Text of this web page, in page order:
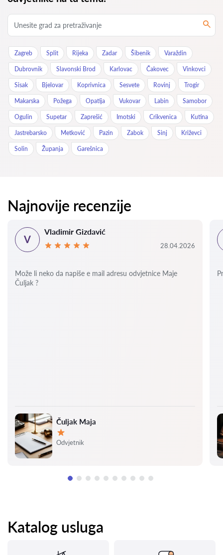
Zagreb Split Rijeka Zadar Šibenik Varaždin
Dubrovnik Slavonski Brod Karlovac Čakovec Vinkovci
Sisak Bjelovar Koprivnica Sesvete Rovinj Trogir
Makarska Požega Opatija Vukovar Labin Samobor
Ogulin Supetar Zaprešić Imotski Crikvenica Kutina
Jastrebarsko Metković Pazin Zabok Sinj Križevci
Solin Županja Garešnica
Najnovije recenzije
Čuljak Maja
Ocjena:
Odvjetnik
V
Vladimir Gizdavić
28.04.2026
Može li neko da napiše e mail adresu odvjetnice Maje
Čuljak ?
Katalog usluga